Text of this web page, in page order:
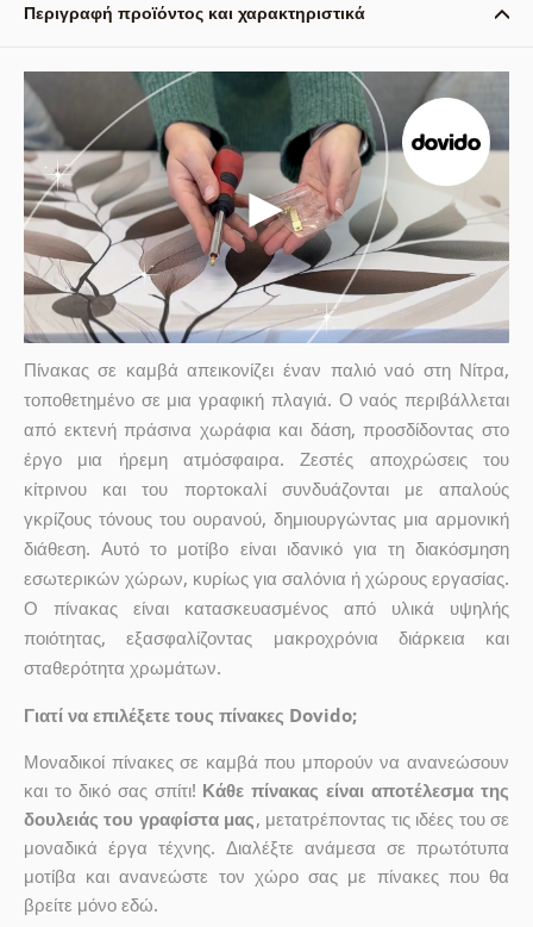
Περιγραφή προϊόντος και χαρακτηριστικά
Πίνακας σε καμβά απεικονίζει έναν παλιό ναό στη Νίτρα,
τοποθετημένο σε μια γραφική πλαγιά. Ο ναός περιβάλλεται
από εκτενή πράσινα χωράφια και δάση, προσδίδοντας στο
έργο μια ήρεμη ατμόσφαιρα. Ζεστές αποχρώσεις του
κίτρινου και του πορτοκαλί συνδυάζονται με απαλούς
γκρίζους τόνους του ουρανού, δημιουργώντας μια αρμονική
διάθεση. Αυτό το μοτίβο είναι ιδανικό για τη διακόσμηση
εσωτερικών χώρων, κυρίως για σαλόνια ή χώρους εργασίας.
Ο πίνακας είναι κατασκευασμένος από υλικά υψηλής
ποιότητας, εξασφαλίζοντας μακροχρόνια διάρκεια και
σταθερότητα χρωμάτων.
Γιατί να επιλέξετε τους πίνακες Dovido;
Μοναδικοί πίνακες σε καμβά που μπορούν να ανανεώσουν
και το δικό σας σπίτι! Κάθε πίνακας είναι αποτέλεσμα της
δουλειάς του γραφίστα μας, μετατρέποντας τις ιδέες του σε
μοναδικά έργα τέχνης. Διαλέξτε ανάμεσα σε πρωτότυπα
μοτίβα και ανανεώστε τον χώρο σας με πίνακες που θα
βρείτε μόνο εδώ.